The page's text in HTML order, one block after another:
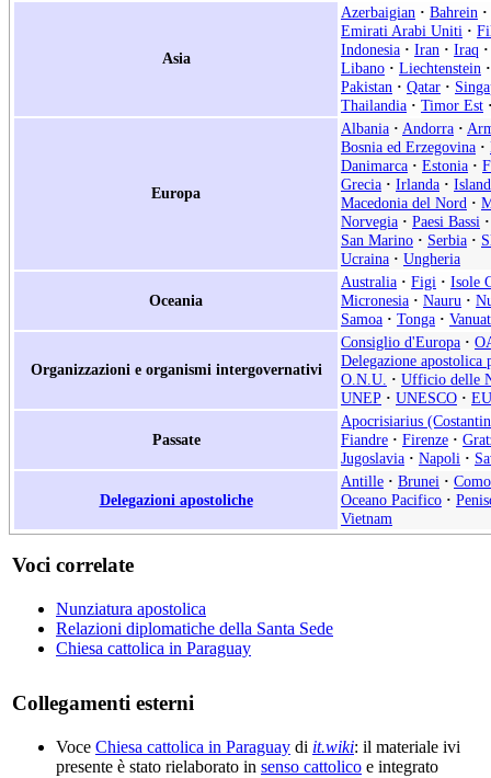
Asia
Azerbaigian · Bahrein ·
Emirati Arabi Uniti ·
Indonesia · Iran · Iraq ·
Libano · Liechtenstein ·
Pakistan · Qatar ·
Thailandia · Timor Est
Europa
Albania · Andorra ·
Bosnia ed Erzegovina ·
Danimarca · Estonia ·
Grecia · Irlanda ·
Macedonia del Nord ·
Norvegia · Paesi Bassi ·
San Marino · Serbia ·
Ucraina · Ungheria
Oceania
Australia · Figi · Isole
Micronesia · Nauru ·
Samoa · Tonga ·
Organizzazioni e organismi intergovernativi
Consiglio d'Europa ·
Delegazione
O.N.U. · Ufficio delle
UNEP · UNESCO · EU
Passate
Apocrisiarius
Fiandre · Firenze ·
Jugoslavia · Napoli ·
Delegazioni apostoliche
Antille · Brunei ·
Oceano Pacifico ·
Vietnam
Voci correlate
Nunziatura apostolica
Relazioni diplomatiche della Santa Sede
Chiesa cattolica in Paraguay
Collegamenti esterni
Voce Chiesa cattolica in Paraguay di it.wiki: il materiale ivi
presente è stato rielaborato in senso cattolico e integrato